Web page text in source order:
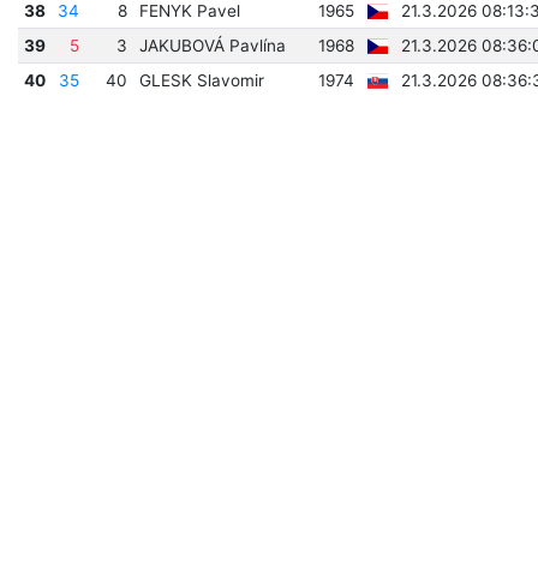
38
34 8 FENYK Pavel 1965
21.3.2026
39
5 3 JAKUBOVÁ Pavlína 1968
21.3.2026
40
35 40 GLESK Slavomir 1974 21.3.2026